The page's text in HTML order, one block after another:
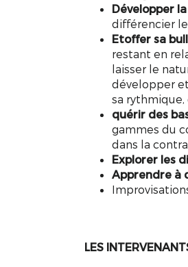
Développer
différencier le
Etoffer sa
restant en
laisser le
développer
sa rythmique,
quérir des
gammes du
dans la
Explorer les
Apprendre à
LES